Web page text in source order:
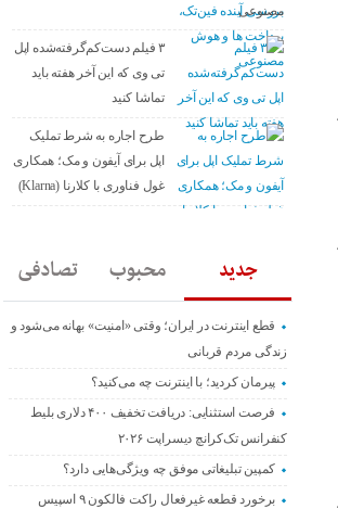
مصنوعی
۳ فیلم دست‌کم‌گرفته‌شده اپل
تی وی که این آخر هفته باید
تماشا کنید
طرح اجاره به شرط تملیک
اپل برای آیفون و مک؛ همکاری
غول فناوری با کلارنا (Klarna)
جدید محبوب تصادفی
قطع اینترنت در ایران؛ وقتی «امنیت» بهانه می‌شود و
زندگی مردم قربانی
پیرمان کردید؛ با اینترنت چه می‌کنید؟
فرصت استثنایی: دریافت تخفیف ۴۰۰ دلاری بلیط
کنفرانس تک‌کرانچ دیسراپت ۲۰۲۶
کمپین تبلیغاتی موفق چه ویژگی‌هایی دارد؟
برخورد قطعه غیرفعال راکت فالکون ۹ اسپیس